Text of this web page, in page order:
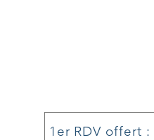
1er RDV offert :